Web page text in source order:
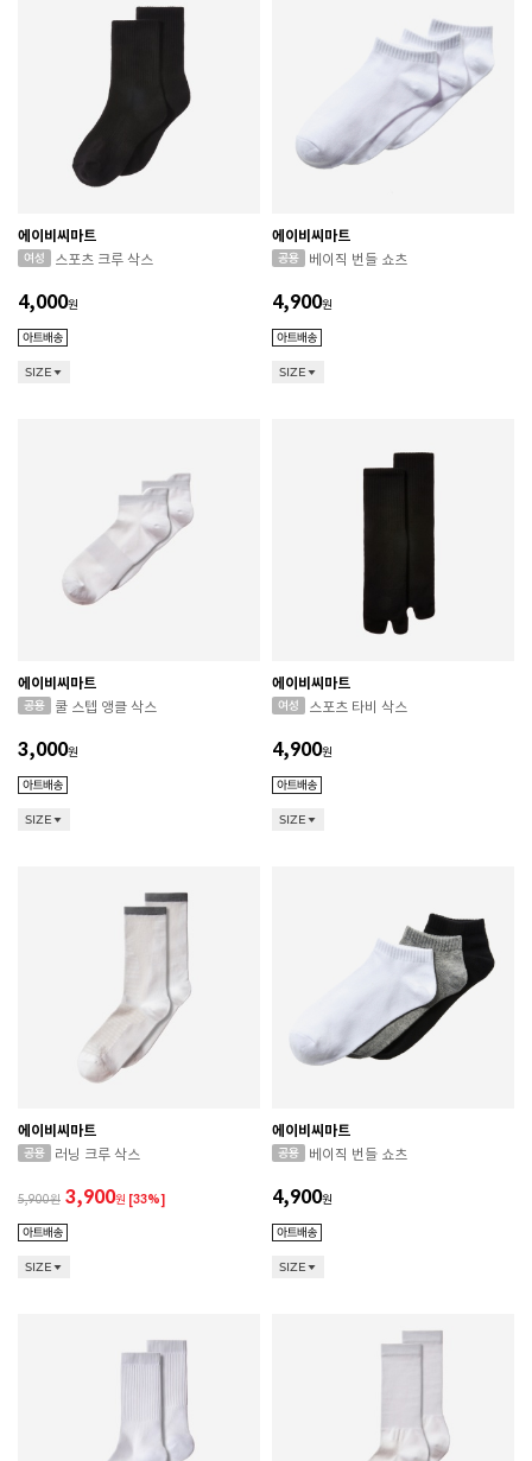
에이비씨마트
스포츠 크루 삭스
4,000원
SIZE
에이비씨마트
베이직 번들 쇼츠
4,900원
SIZE
에이비씨마트
쿨 스텝 앵클 삭스
3,000원
SIZE
에이비씨마트
스포츠 타비 삭스
4,900원
SIZE
에이비씨마트
러닝 크루 삭스
5,900 3,900원 [33%]
SIZE
에이비씨마트
베이직 번들 쇼츠
4,900원
SIZE